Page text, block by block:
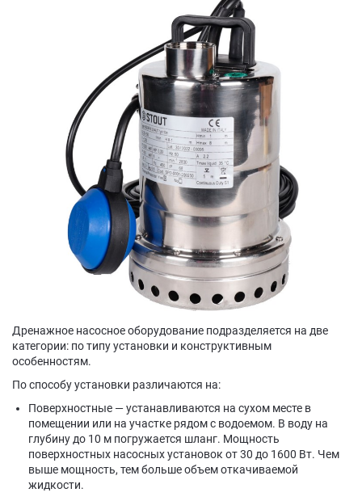
Дренажное насосное оборудование подразделяется на две
категории: по типу установки и конструктивным
особенностям.
По способу установки различаются на:
Поверхностные — устанавливаются на сухом месте в
помещении или на участке рядом с водоемом. В воду на
глубину до 10 м погружается шланг. Мощность
поверхностных насосных установок от 30 до 1600 Вт. Чем
выше мощность, тем больше объем откачиваемой
жидкости.